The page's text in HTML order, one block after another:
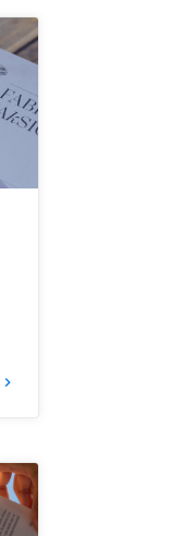
keyboard_arrow_right